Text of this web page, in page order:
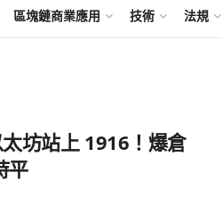
區塊鏈商業應用 技術 法規
坊站上 1916！爆倉
平